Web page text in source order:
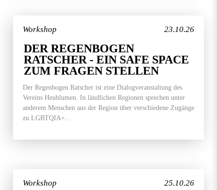
23.10.26
Workshop
DER REGENBOGEN
RATSCHER - EIN SAFE SPACE
ZUM FRAGEN STELLEN
Der Regenbogen Ratscher ist eine Dialogveranstaltung des
Vereins Heublumen. In ländlichen Regionen sprechen unter
anderem Menschen aus der Region über verschiedene Zugänge
zu LGBTQIA+...
25.10.26
Workshop